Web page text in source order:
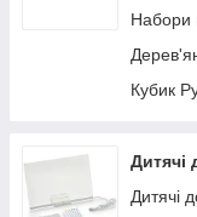
Набори
Кубик
Дитячі
Дитячі